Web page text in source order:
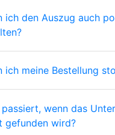
ich den Auszug auch
ich meine Bestellung
passiert, wenn das
gefunden wird?